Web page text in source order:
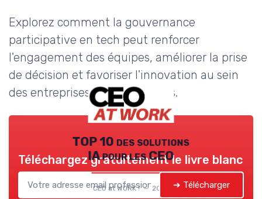
Explorez comment la gouvernance
participative en tech peut renforcer
l'engagement des équipes, améliorer la prise
de décision et favoriser l'innovation au sein
des entreprises technologiques.
TOP 10 des solutions
IA pour les CEO
CEO at WORK ! — 2026
Téléchargez gratuitement le livre blanc
➔ Télécharger